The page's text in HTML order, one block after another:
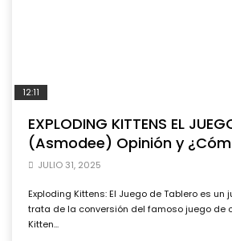
12:11
EXPLODING KITTENS EL
(Asmodee) Opinión y
JULIO 31, 2025
Exploding Kittens: El Juego de Tablero es
trata de la conversión del famoso juego de
Kitten...